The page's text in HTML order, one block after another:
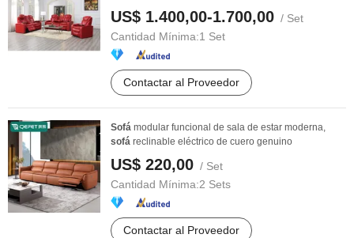
US$ 1.400,00-1.700,00 / Set
Cantidad Mínima:1 Set
Contactar al Proveedor
Sofá modular funcional de sala de estar moderna,
sofá reclinable eléctrico de cuero genuino
US$ 220,00 / Set
Cantidad Mínima:2 Sets
Contactar al Proveedor